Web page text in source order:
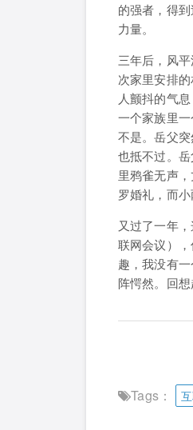
的强者，得
力量。
三年后，风
次家里安排
人颤抖的气
一个家族里
不是。岳父
也抵不过。
里鸦雀无声
罗婚礼，而小
又过了一年
联网会议）
趣，我没有
阵愕然。回
Tags：